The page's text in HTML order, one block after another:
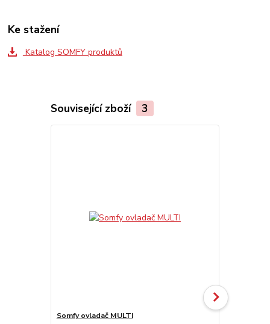
Ke stažení
Katalog SOMFY produktů
Související zboží 3
Somfy ovladač MULTI